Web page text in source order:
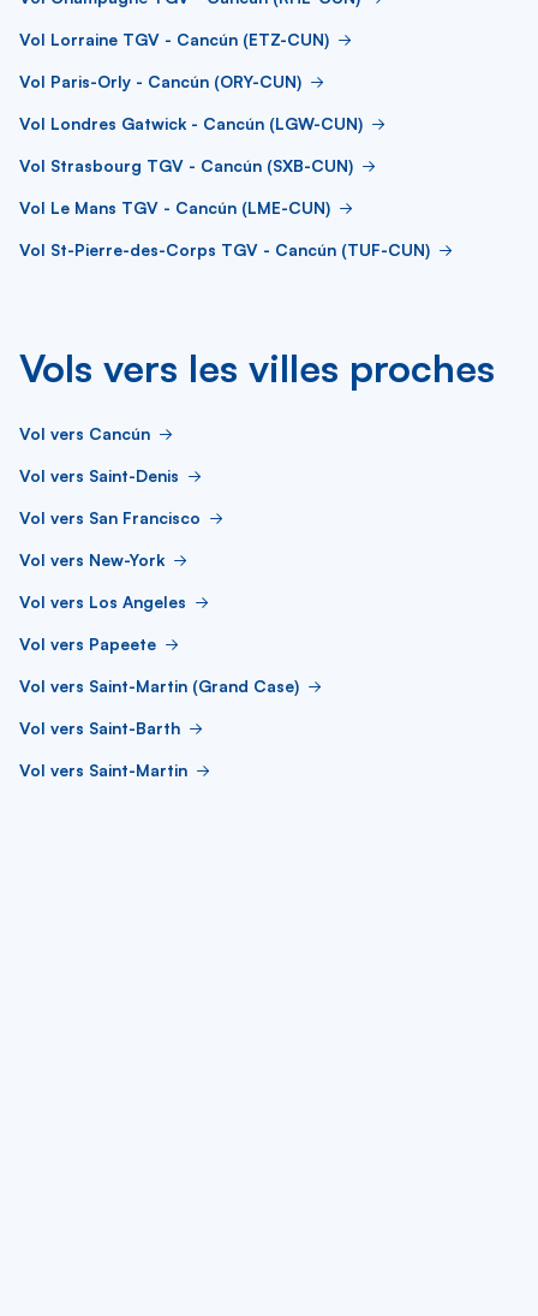
Vol Lorraine TGV - Cancún (ETZ-CUN)
Vol Paris-Orly - Cancún (ORY-CUN)
Vol Londres Gatwick - Cancún (LGW-CUN)
Vol Strasbourg TGV - Cancún (SXB-CUN)
Vol Le Mans TGV - Cancún (LME-CUN)
Vol St-Pierre-des-Corps TGV - Cancún (TUF-CUN)
Vols vers les villes proches
Vol vers Cancún
Vol vers Saint-Denis
Vol vers San Francisco
Vol vers New-York
Vol vers Los Angeles
Vol vers Papeete
Vol vers Saint-Martin (Grand Case)
Vol vers Saint-Barth
Vol vers Saint-Martin